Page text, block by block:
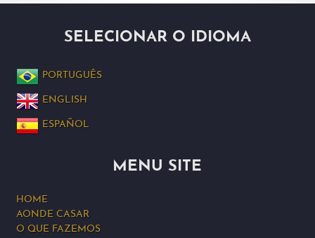
SELECIONAR O IDIOMA
PORTUGUÊS
ENGLISH
ESPAÑOL
MENU SITE
HOME
AONDE CASAR
O QUE FAZEMOS